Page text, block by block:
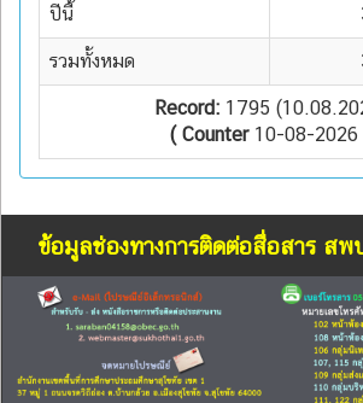
ปีนี้
รวมทั้งหมด
Record:1795
( Counter10-08-2026
ข้อมูลช่องทางการติดต่อสื่อสาร สพ